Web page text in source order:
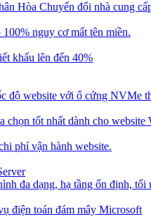
Hòa Chuyển đổi nhà cung
nguy cơ mất tên miền.
khấu lên đến 40%
độ website với ổ cứng NVMe
chọn tốt nhất dành cho website
phí vận hành website.
đa dạng, hạ tầng ổn định,
điện toán đám mây Microsoft